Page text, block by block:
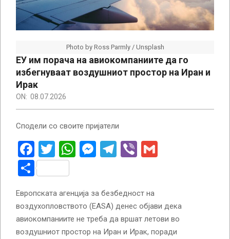
Photo by Ross Parmly / Unsplash
ЕУ им порача на авиокомпаниите да го
избегнуваат воздушниот простор на Иран и
Ирак
ON: 08.07.2026
Сподели со своите пријатели
Facebook
Twitter
WhatsApp
Messenger
Telegram
Viber
Share
Европската агенција за безбедност на
воздухопловството (EASA) денес објави дека
авиокомпаниите не треба да вршат летови во
воздушниот простор на Иран и Ирак, поради